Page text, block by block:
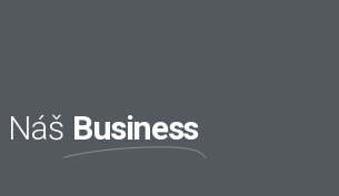
Náš Business